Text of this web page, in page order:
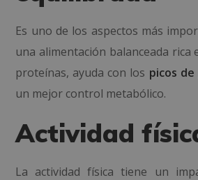
Es uno de los aspectos más
una alimentación balanceada rica
proteínas, ayuda con los picos de
un mejor control metabólico.
Actividad
La actividad física tiene un